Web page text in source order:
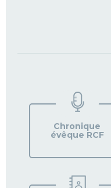
Chronique
évêque RCF